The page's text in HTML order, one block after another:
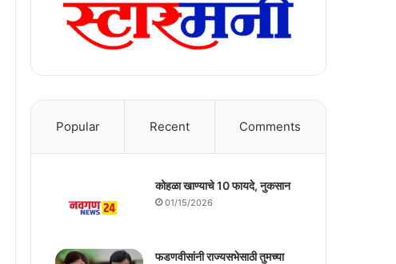
Popular Recent Comments
कोहळा खाण्याचे 10 फायदे, नुकसान
01/15/2026
फडणवीसांनी राज्यसभेसाठी तुमच्या